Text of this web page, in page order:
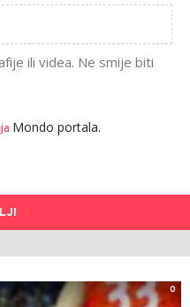
ili videa. Ne smije biti
Mondo portala.
0